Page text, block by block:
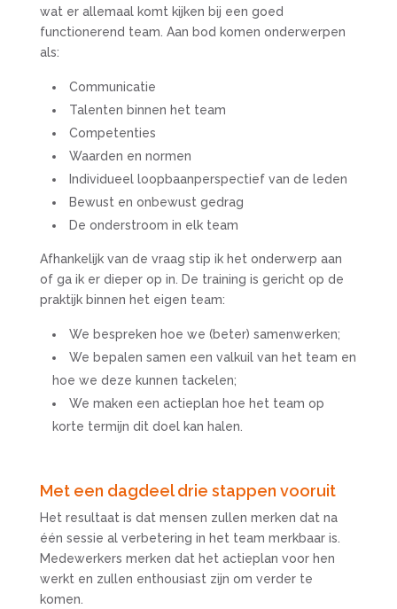
wat er allemaal komt kijken bij een goed
functionerend team. Aan bod komen onderwerpen
als:
Communicatie
Talenten binnen het team
Competenties
Waarden en normen
Individueel loopbaanperspectief van de leden
Bewust en onbewust gedrag
De onderstroom in elk team
Afhankelijk van de vraag stip ik het onderwerp aan
of ga ik er dieper op in. De training is gericht op de
praktijk binnen het eigen team:
We bespreken hoe we (beter) samenwerken;
We bepalen samen een valkuil van het team en
hoe we deze kunnen tackelen;
We maken een actieplan hoe het team op
korte termijn dit doel kan halen.
Met een dagdeel drie stappen vooruit
Het resultaat is dat mensen zullen merken dat na
één sessie al verbetering in het team merkbaar is.
Medewerkers merken dat het actieplan voor hen
werkt en zullen enthousiast zijn om verder te
komen.